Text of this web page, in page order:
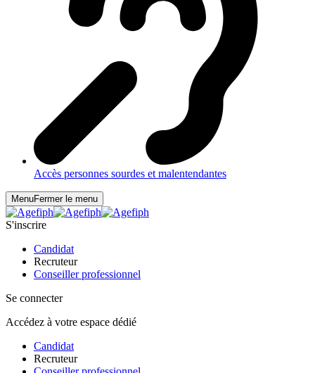
Accès personnes sourdes et malentendantes
MenuFermer le menu
S'inscrire
Candidat
Recruteur
Conseiller professionnel
Se connecter
Accédez à votre espace dédié
Candidat
Recruteur